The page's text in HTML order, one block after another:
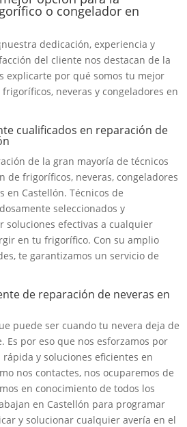
o congelador en
dedicación, experiencia y
del cliente nos destacan de la
explicarte por qué somos tu mejor
neveras y congeladores en
cualificados en reparación de
de la gran mayoría de técnicos
de frigoríficos, neveras, congeladores
en Castellón. Técnicos de
seleccionados y
soluciones efectivas a cualquier
en tu frigorífico. Con su amplio
te garantizamos un servicio de
de reparación de neveras en
puede ser cuando tu nevera deja de
Es por eso que nos esforzamos por
y soluciones eficientes en
nos contactes, nos ocuparemos de
en conocimiento de todos los
en Castellón para programar
y solucionar cualquier avería en el